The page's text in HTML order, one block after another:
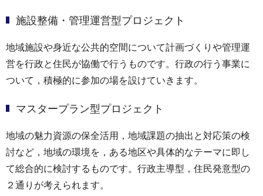
施設整備・管理運営型プロジェクト
地域施設や身近な公共的空間について計画づくりや管理運
営を行政と住民が協働で行うものです。行政の行う事業に
ついて，積極的に参加の場を設けていきます。
マスタープラン型プロジェクト
地域の魅力資源の保全活用，地域課題の抽出と対応策の検
討など，地域の環境を，ある地区や具体的なテーマに即し
て総合的に検討するものです。行政主導型，住民発意型の
２通りが考えられます。